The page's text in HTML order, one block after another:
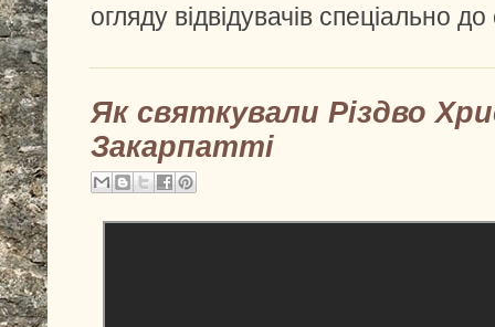
огляду відвідувачів спеціально
Як святкували Різдво
Закарпатті